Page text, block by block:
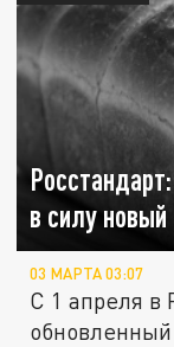
в силу
03 МАРТА 03:07
С 1 апреля в